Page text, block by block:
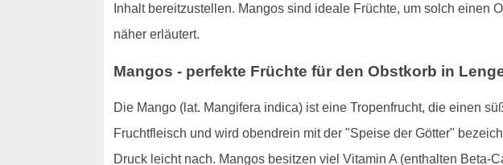
Inhalt bereitzustellen. Mangos sind ideale Früchte, um solch einen
näher erläutert.
Mangos - perfekte Früchte für den Obstkorb in
Die Mango (lat. Mangifera indica) ist eine Tropenfrucht, die einen
Fruchtfleisch und wird obendrein mit der "Speise der Götter"
Druck leicht nach. Mangos besitzen viel Vitamin A (enthalten